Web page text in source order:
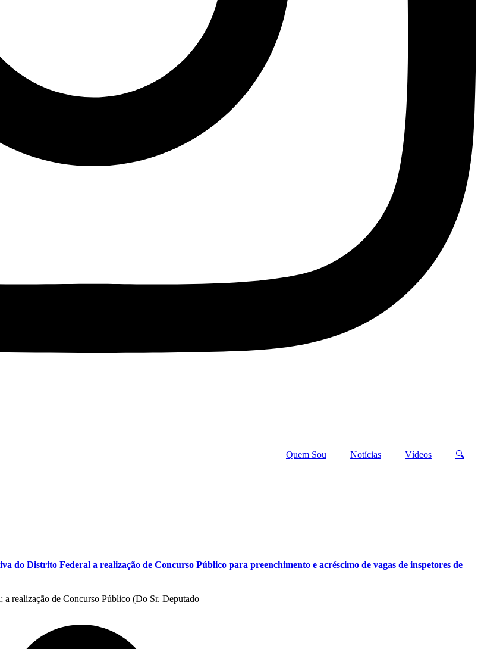
Quem Sou Notícias Vídeos 🔍
do Distrito Federal a realização de Concurso Público para preenchimento e acréscimo de vagas de inspetores de
a realização de Concurso Público (Do Sr. Deputado